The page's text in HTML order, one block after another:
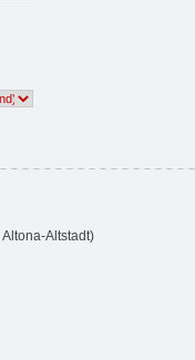
Altstadt)